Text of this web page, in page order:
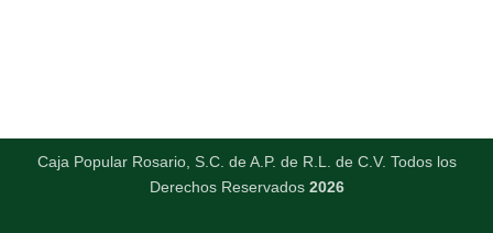
Caja Popular Rosario, S.C. de A.P. de R.L. de C.V. Todos los
Derechos Reservados 2026